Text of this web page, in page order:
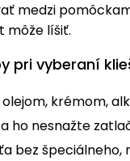
medzi
môže líšiť.
pri vyberaní
krémom,
ho nesnažte
bez špeciálneho,